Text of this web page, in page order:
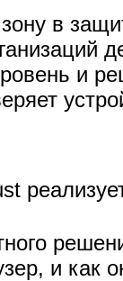
в
и
и как